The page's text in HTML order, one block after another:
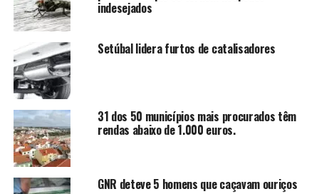
indesejados
Setúbal lidera furtos de catalisadores
31 dos 50 municípios mais procurados têm
rendas abaixo de 1.000 euros.
GNR deteve 5 homens que caçavam ouriços